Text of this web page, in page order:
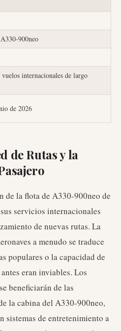
900neo
internacionales de largo
de 2026
de Rutas y la
de la flota de A330-900neo de
servicios internacionales
de nuevas rutas. La
a menudo se traduce
populares o la capacidad de
eran inviables. Los
beneficiarán de las
la cabina del A330-900neo,
sistemas de entretenimiento a